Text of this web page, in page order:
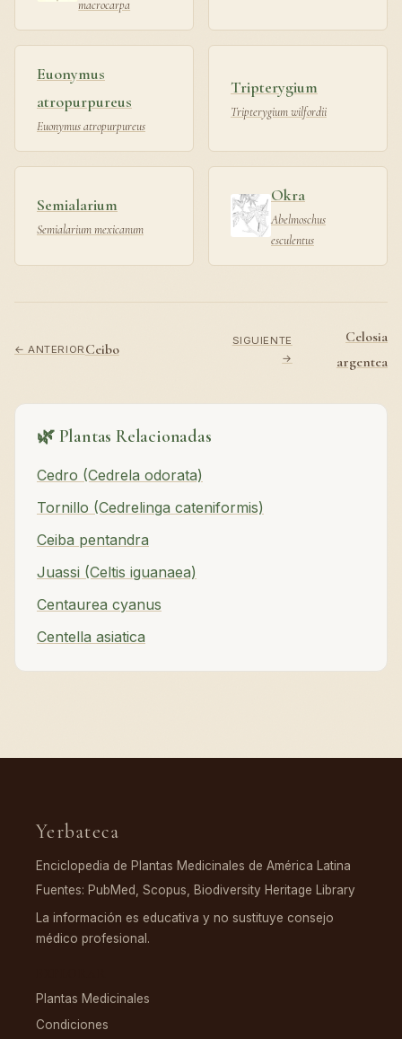
macrocarpa
Euonymus
atropurpureus
Euonymus atropurpureus
Tripterygium
Tripterygium wilfordii
Semialarium
Semialarium mexicanum
Okra
Abelmoschus
esculentus
← ANTERIOR Ceibo
SIGUIENTE
→
Celosia
argentea
🌿 Plantas Relacionadas
Cedro (Cedrela odorata)
Tornillo (Cedrelinga cateniformis)
Ceiba pentandra
Juassi (Celtis iguanaea)
Centaurea cyanus
Centella asiatica
Yerbateca
Enciclopedia de Plantas Medicinales de América Latina
Fuentes: PubMed, Scopus, Biodiversity Heritage Library
La información es educativa y no sustituye consejo
médico profesional.
Plantas Medicinales
Condiciones